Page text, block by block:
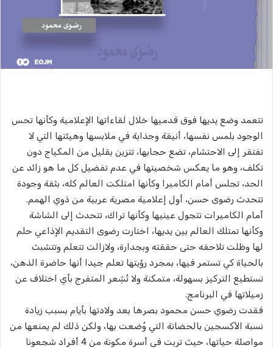
تتعمد وضع يديها فوق قدميها خلال لقاءاتها الإعلامية وكأنها تحس
الوجود بلمس نفسها، أنيقة وجذابة في ملابسها وهيئتها التي لا
تفتقر إلى الاحتشام، تضع حجابها، تتزين بقليل من المكياج دون
تكلف، وهو ما يعكس شخصيتها في عدم تفضيل كل ما هو زائد عن
الحد، تجلس أمام الكاميرا وكأنها امتلكت العالم كله، بثقة وجودة
تتحدث رضوى حسن، أول إعلامية مصرية عربية من ذوي الهمم.
أمام الكاميرات تتجول عينيها وكأنها تراك، تتحدث إلى الشاشة
وكأنها تمتلك العالم بين يديها، اختارت رضوى التقديم الإذاعي حلم
لها وظلت تلاحقه حتى حققته وبجدارة، ولازالت تتعلم وتتشبث
بالحياة كي تستمر فيها، بمجرد رؤيتها تعلم جيدا أنها حاضرة الذهن،
تستطيع التركيز بسهولة، متمكنة ولا تُشِعر المتفرج بأي اختلاف عن
زميلاتها في البرنامج.
فقدت رضوي حسن محمود بصرها بعد ولادتها بأيام بسبب زيادة
نسبة الأكسجين بالحضانة التي وُضعت بها، ولكن ذلك لم يمنعها من
مواصلة حياتها، حيث تربت فى أسرة مكونة من 4 أفراد شجعونا